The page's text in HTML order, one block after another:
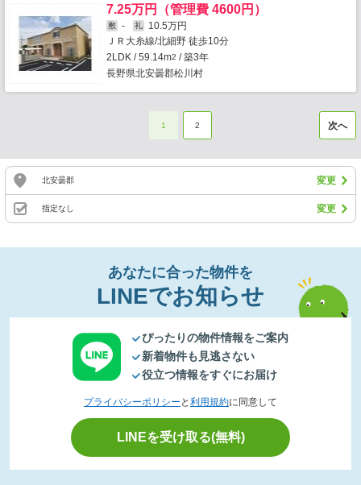
7.25万円（管理費 4600円）
敷 - 礼
10.5万円
ＪＲ大糸線/北細野 徒歩10分
2LDK / 59.14m2 / 築3年
長野県北安曇郡松川村
1 2 次へ
北安曇郡 変更
指定なし 変更
あなたに合った物件を
LINEでお知らせ
ぴったりの物件情報をご案内
新着物件も見逃さない
役立つ情報をすぐにお届け
プライバシーポリシー と 利用規約に同意して
LINEを受け取る(無料)